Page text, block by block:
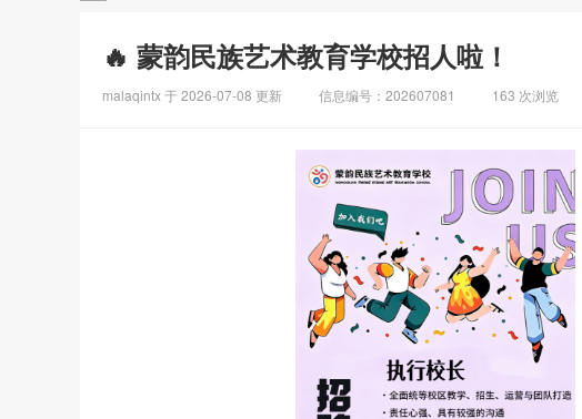
🔥 蒙韵民族艺术教育学校招人啦！
malaqintx 于2026-07-08 更新 信息编号：202607081 163 次浏览